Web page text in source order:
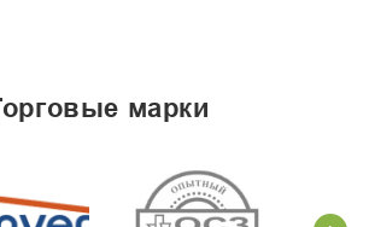
торговые марки